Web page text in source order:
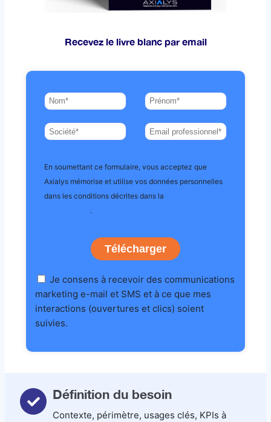
Recevez le livre blanc par email​
En soumettant ce formulaire, vous acceptez que
Axialys mémorise et utilise vos données personnelles
dans les conditions décrites dans la
.
Télécharger
Je consens à recevoir des communications
marketing e-mail et SMS et à ce que mes
interactions (ouvertures et clics) soient
suivies.
Définition du besoin
Contexte, périmètre, usages clés, KPIs à